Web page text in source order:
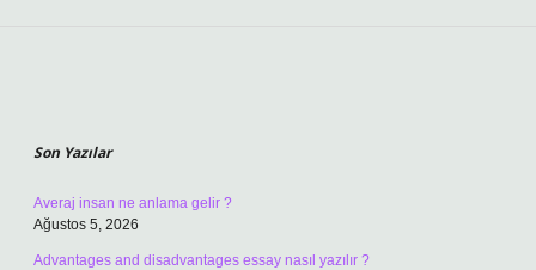
Son Yazılar
Averaj insan ne anlama gelir ?
Ağustos 5, 2026
Advantages and disadvantages essay nasıl yazılır ?